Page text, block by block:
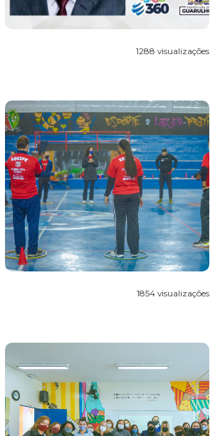
1288 visualizações
1854 visualizações